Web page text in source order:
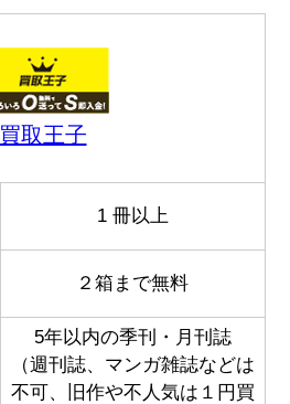
買取王子
1 冊以上
２箱まで無料
5年以内の季刊・月刊誌
（週刊誌、マンガ雑誌などは
不可、旧作や不人気は１円買